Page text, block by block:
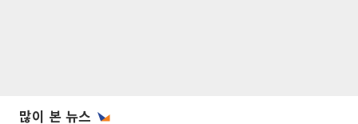
많이 본 뉴스